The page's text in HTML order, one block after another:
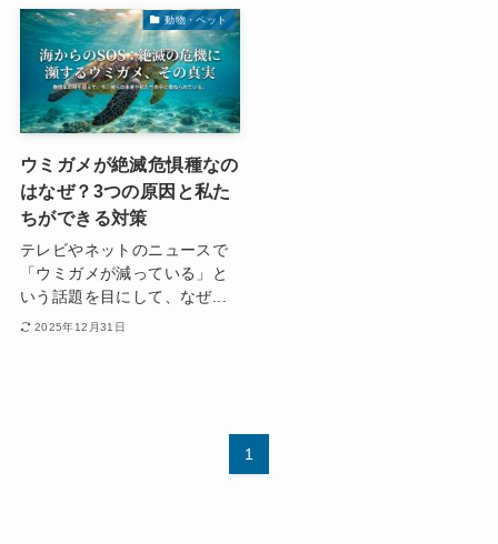
動物・ペット
ウミガメが絶滅危惧種なの
はなぜ？3つの原因と私た
ちができる対策
テレビやネットのニュースで
「ウミガメが減っている」と
いう話題を目にして、なぜ...
2025年12月31日
1